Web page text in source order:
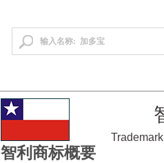
智利商标概要